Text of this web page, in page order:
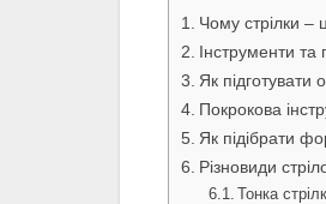
Чому стрілки –
Інструменти
Як підготувати
Покрокова
Як підібрати
Різновиди
Тонка